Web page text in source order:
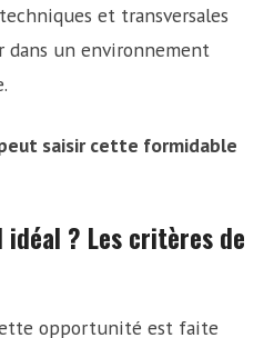
et transversales
dans un environnement
saisir cette formidable
? Les critères de
opportunité est faite